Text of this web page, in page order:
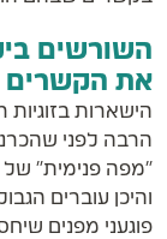
השורשים
את הקשרים
הישארות בזוגיות
הרבה לפני
"מפה פנימית"
והיכן עוברים
פוגעני מפנים